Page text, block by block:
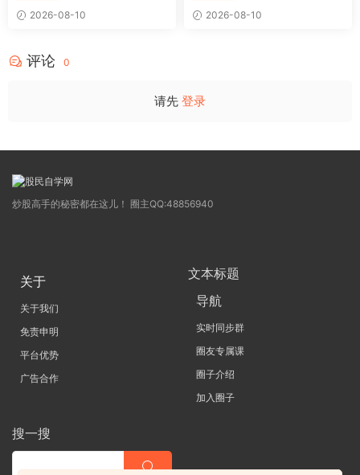
高级交易员核心知识笔记 交易
员监管手册 共87页 1PDF文件
2026-08-10
先生–如何做好超短线+复盘
(实战技巧买点 战法 7PDF文件
2026-08-10
评论 0
请先 登录
炒股高手的秘密都在这儿！ 圈主QQ:48856940
关于
关于我们
免责申明
平台优势
广告合作
文本标题
导航
实时同步群
圈友专属课
圈子介绍
加入圈子
搜一搜